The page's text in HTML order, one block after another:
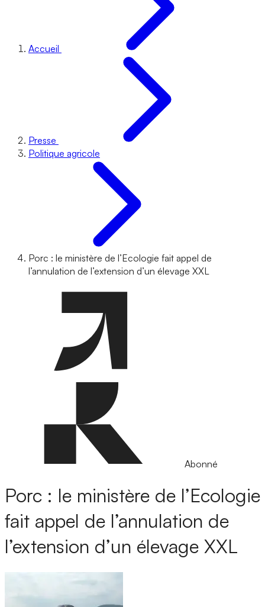
Accueil
Presse
Politique agricole
Porc : le ministère de l’Ecologie fait appel de
l’annulation de l’extension d’un élevage XXL
Abonné
Porc : le ministère de l’Ecologie
fait appel de l’annulation de
l’extension d’un élevage XXL